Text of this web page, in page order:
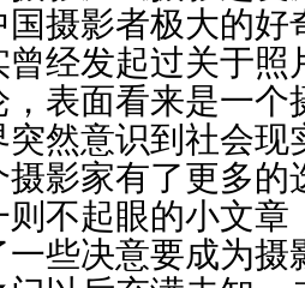
国摄影者极大的
经发起过关于照
，表面看来是一
突然意识到社会
摄影家有了更多
则不起眼的小文
一些决意要成为